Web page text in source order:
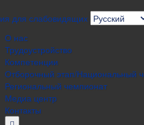
для слабовидящих
О нас
Трудоустройство
Компетенции
Отборочный этап/Национальный
Региональный чемпионат
Медиа центр
Контакты